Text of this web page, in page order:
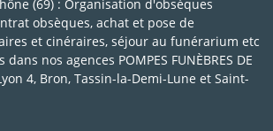
(69) : Organisation d'obsèques
obsèques, achat et pose de
et cinéraires, séjour au funérarium etc
nos agences POMPES FUNÈBRES DE
4, Bron, Tassin-la-Demi-Lune et Saint-